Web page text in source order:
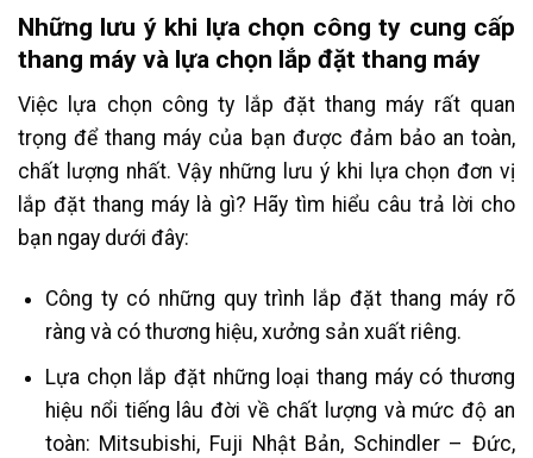
Những lưu ý khi lựa chọn công ty cung cấp
thang máy và lựa chọn lắp đặt thang máy
Việc lựa chọn công ty lắp đặt thang máy rất quan
trọng để thang máy của bạn được đảm bảo an toàn,
chất lượng nhất. Vậy những lưu ý khi lựa chọn đơn vị
lắp đặt thang máy là gì? Hãy tìm hiểu câu trả lời cho
bạn ngay dưới đây:
Công ty có những quy trình lắp đặt thang máy rõ
ràng và có thương hiệu, xưởng sản xuất riêng.
Lựa chọn lắp đặt những loại thang máy có thương
hiệu nổi tiếng lâu đời về chất lượng và mức độ an
toàn: Mitsubishi, Fuji Nhật Bản, Schindler – Đức,